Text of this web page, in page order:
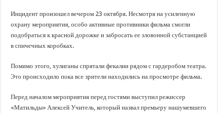
Инцидент произошел вечером 23 октября. Несмотря на усиленную
охрану мероприятия, особо активные противники фильма смогли
подобраться к красной дорожке и забросать ее зловонной субстанцией
в спичечных коробках.
Помимо этого, хулиганы спрятали фекалии рядом с гардеробом театра.
Это происходило пока все зрители находились на просмотре фильма.
Перед началом мероприятия перед гостями выступил режиссер
«Матильды» Алексей Учитель, который назвал премьеру нашумевшего